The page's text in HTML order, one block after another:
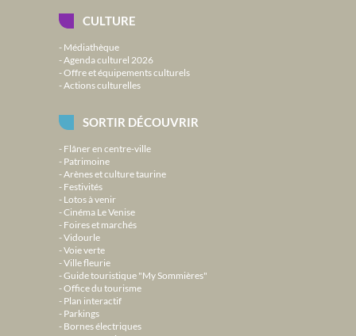
CULTURE
Médiathèque
Agenda culturel 2026
Offre et équipements culturels
Actions culturelles
SORTIR DÉCOUVRIR
Flâner en centre-ville
Patrimoine
Arènes et culture taurine
Festivités
Lotos à venir
Cinéma Le Venise
Foires et marchés
Vidourle
Voie verte
Ville fleurie
Guide touristique "My Sommières"
Office du tourisme
Plan interactif
Parkings
Bornes électriques